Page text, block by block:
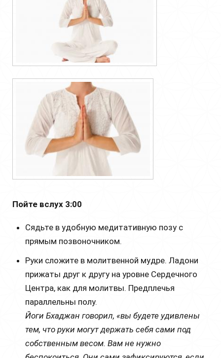
Пойте вслух 3:00
Сядьте в удобную медитативную позу с
прямым позвоночником.
Руки сложите в молитвенной мудре. Ладони
прижаты друг к другу на уровне Сердечного
Центра, как для молитвы. Предплечья
параллельны полу.
Йоги Бхаджан говорил, «вы будете удивлены
тем, что руки могут держать себя сами под
собственным весом. Вам не нужно